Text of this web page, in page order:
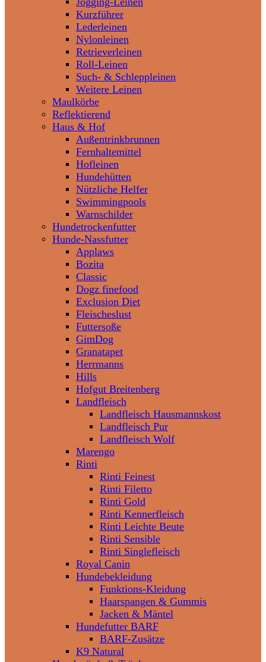
Kurzführer
Lederleinen
Nylonleinen
Retrieverleinen
Roll-Leinen
Such- & Schleppleinen
Weitere Leinen
Maulkörbe
Reflektierend
Haus & Hof
Außentrinkbrunnen
Fernhaltemittel
Hofleinen
Hundehütten
Nützliche Helfer
Swimmingpools
Warnschilder
Hundetrockenfutter
Hunde-Nassfutter
Applaws
Bozita
Classic
Dogz finefood
Exclusion Diet
Fleischeslust
Futtersoße
GimDog
Granatapet
Herrmanns
Hills
Hofgut Breitenberg
Landfleisch
Landfleisch Hausmannskost
Landfleisch Pur
Landfleisch Wolf
Marengo
Rinti
Rinti Feinest
Rinti Filetto
Rinti Gold
Rinti Kennerfleisch
Rinti Leichte Beute
Rinti Sensible
Rinti Singlefleisch
Royal Canin
Hundebekleidung
Funktions-Kleidung
Haarspangen & Gummis
Jacken & Mäntel
Hundefutter BARF
BARF-Zusätze
K9 Natural